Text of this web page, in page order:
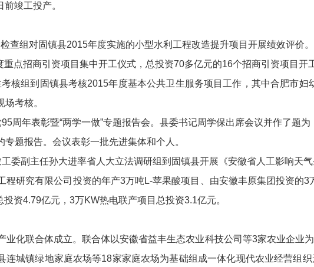
竣工投产。
查组对固镇县2015年度实施的小型水利工程改造提升项目开展绩效评价。
点招商引资项目集中开工仪式，总投资70多亿元的16个招商引资项目开
核组到固镇县考核2015年度基本公共卫生服务项目工作，其中合肥市
考核。
周年表彰暨“两学一做”专题报告会。县委书记周学保出席会议并作了题
题报告。会议表彰一批先进集体和个人。
委副主任孙大进率省人大立法调研组到固镇县开展《安徽省人工影响天气
程研究有限公司投资的年产3万吨L-苹果酸项目、由安徽丰原集团投资的
资4.79亿元，3万KW热电联产项目总投资3.1亿元。
业化联合体成立。联合体以安徽省益丰生态农业科技公司等3家农业企业
连城镇绿地家庭农场等18家家庭农场为基础组成一体化现代农业经营组